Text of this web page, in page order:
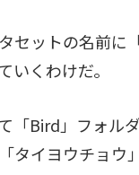
セットの名前に
いくわけだ。
「Bird」フォル
タイヨウチョウ